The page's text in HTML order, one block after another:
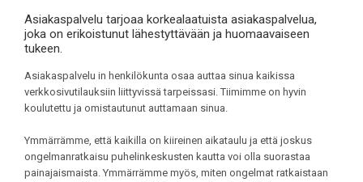
Asiakaspalvelu tarjoaa korkealaatuista asiakaspalvelua,
joka on erikoistunut lähestyttävään ja huomaavaiseen
tukeen.
Asiakaspalvelu in henkilökunta osaa auttaa sinua kaikissa
verkkosivutilauksiin liittyvissä tarpeissasi. Tiimimme on hyvin
koulutettu ja omistautunut auttamaan sinua.
Ymmärrämme, että kaikilla on kiireinen aikataulu ja että joskus
ongelmanratkaisu puhelinkeskusten kautta voi olla suorastaa
painajaismaista. Ymmärrämme myös, miten ongelmat ratkaistaan